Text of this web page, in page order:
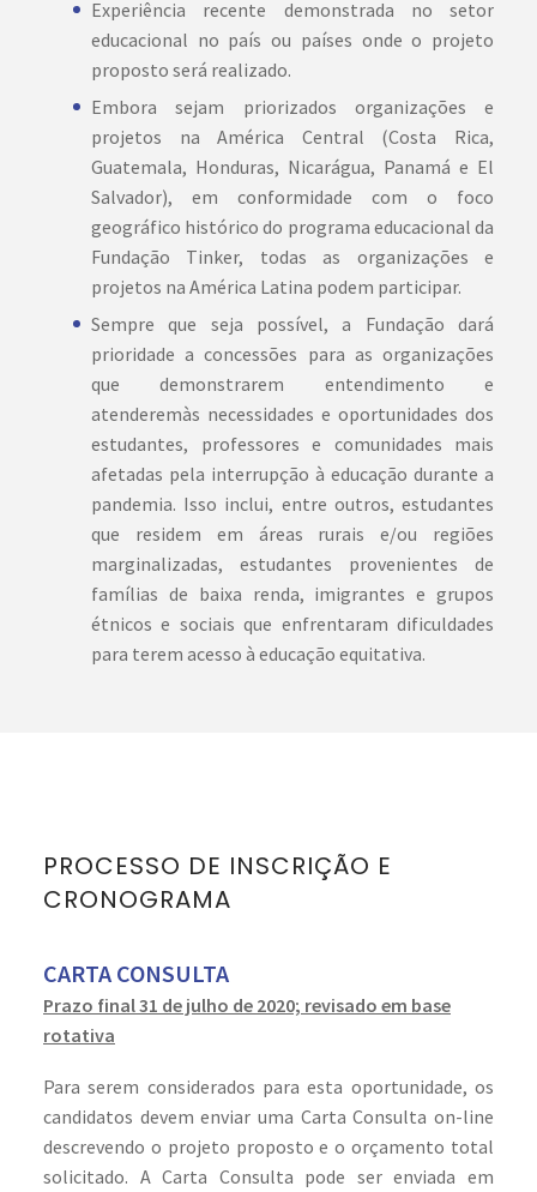
Experiência recente demonstrada no setor
educacional no país ou países onde o projeto
proposto será realizado.
Embora sejam priorizados organizações e
projetos na América Central (Costa Rica,
Guatemala, Honduras, Nicarágua, Panamá e El
Salvador), em conformidade com o foco
geográfico histórico do programa educacional da
Fundação Tinker, todas as organizações e
projetos na América Latina podem participar.
Sempre que seja possível, a Fundação dará
prioridade a concessões para as organizações
que demonstrarem entendimento e
atenderemàs necessidades e oportunidades dos
estudantes, professores e comunidades mais
afetadas pela interrupção à educação durante a
pandemia. Isso inclui, entre outros, estudantes
que residem em áreas rurais e/ou regiões
marginalizadas, estudantes provenientes de
famílias de baixa renda, imigrantes e grupos
étnicos e sociais que enfrentaram dificuldades
para terem acesso à educação equitativa.
PROCESSO DE INSCRIÇÃO E
CRONOGRAMA
CARTA CONSULTA
Prazo final 31 de julho de 2020; revisado em base
rotativa
Para serem considerados para esta oportunidade, os
candidatos devem enviar uma Carta Consulta on-line
descrevendo o projeto proposto e o orçamento total
solicitado. A Carta Consulta pode ser enviada em